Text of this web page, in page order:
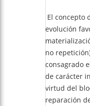
El concepto
evolución
no
consagrado
de carácter
virtud del
reparación